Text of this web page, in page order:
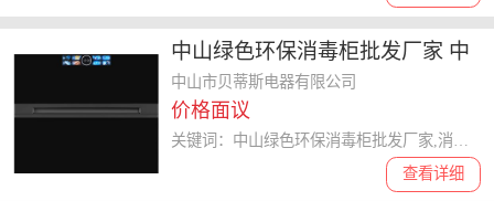
中山绿色环保消毒柜批发厂家 中
山市贝蒂斯电器供应
中山市贝蒂斯电器有限公司
价格面议
查看详细
关键词：中山绿色环保消毒柜批发厂家,消毒柜